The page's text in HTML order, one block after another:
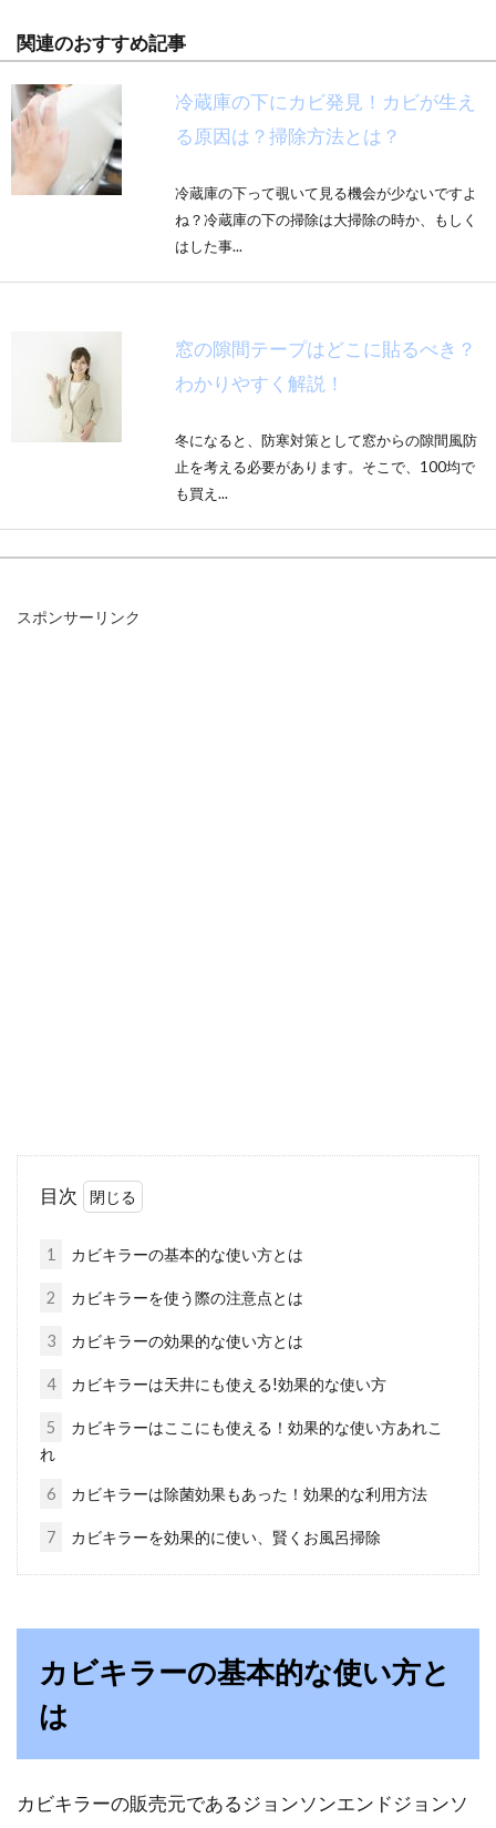
関連のおすすめ記事
冷蔵庫の下にカビ発見！カビが生え
る原因は？掃除方法とは？
冷蔵庫の下って覗いて見る機会が少ないですよ
ね？冷蔵庫の下の掃除は大掃除の時か、もしく
はした事...
窓の隙間テープはどこに貼るべき？
わかりやすく解説！
冬になると、防寒対策として窓からの隙間風防
止を考える必要があります。そこで、100均で
も買え...
インテリアには観葉植物！初心者が
育てやすい種類を紹介
仕事や勉強などで疲れていても、植物を見ると
初めての一人暮らしで、突然、照明が切れ
スポンサーリンク
目次
1 カビキラーの基本的な使い方とは
2 カビキラーを使う際の注意点とは
3 カビキラーの効果的な使い方とは
4 カビキラーは天井にも使える!効果的な使い方
5
カビキラーはここにも使える！効果的な使い方あれこ
れ
6 カビキラーは除菌効果もあった！効果的な利用方法
7 カビキラーを効果的に使い、賢くお風呂掃除
カビキラーの基本的な使い方と
は
カビキラーの販売元であるジョンソンエンドジョンソ